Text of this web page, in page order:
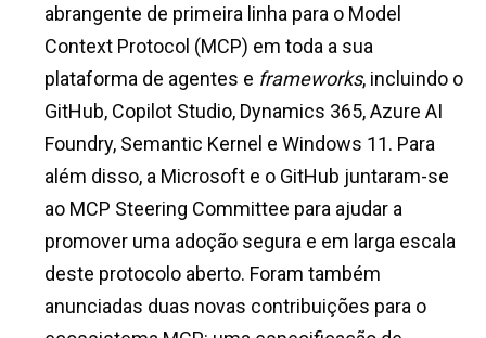
abrangente de primeira linha para o Model
Context Protocol (MCP) em toda a sua
plataforma de agentes e frameworks, incluindo o
GitHub, Copilot Studio, Dynamics 365, Azure AI
Foundry, Semantic Kernel e Windows 11. Para
além disso, a Microsoft e o GitHub juntaram-se
ao MCP Steering Committee para ajudar a
promover uma adoção segura e em larga escala
deste protocolo aberto. Foram também
anunciadas duas novas contribuições para o